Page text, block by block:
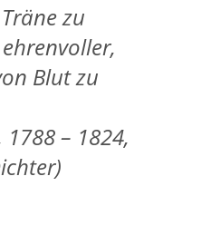
zu
Blut zu
– 1824,